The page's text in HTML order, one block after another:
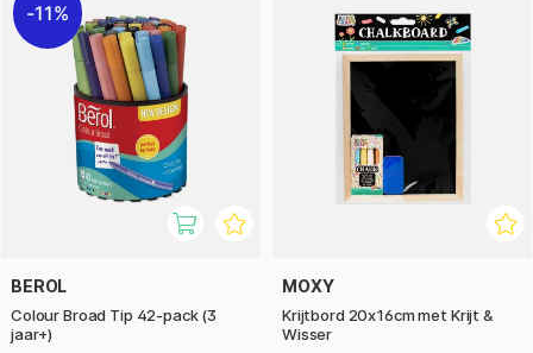
11%
BEROL
Colour Broad Tip 42-pack (3
jaar+)
MOXY
Krijtbord 20x16cm met Krijt &
Wisser